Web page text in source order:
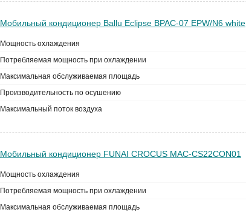
Мобильный кондиционер Ballu Eclipse BPAC-07 EPW/N6 white
Мощность охлаждения
Потребляемая мощность при охлаждении
Максимальная обслуживаемая площадь
Производительность по осушению
Максимальный поток воздуха
Мобильный кондиционер FUNAI CROCUS MAC-CS22CON01
Мощность охлаждения
Потребляемая мощность при охлаждении
Максимальная обслуживаемая площадь